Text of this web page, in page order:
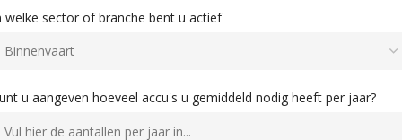
welke sector of branche bent u actief
u aangeven hoeveel accu's u gemiddeld nodig heeft per jaar?